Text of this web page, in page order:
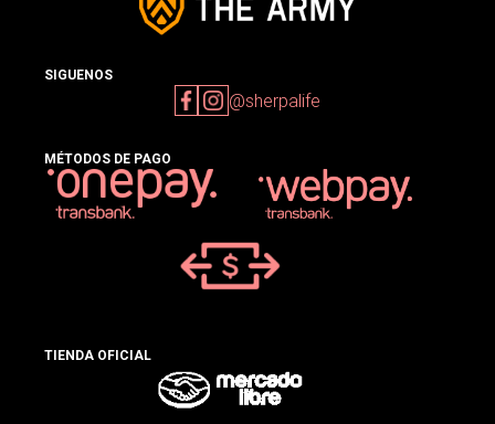
SIGUENOS
@sherpalife
MÉTODOS DE PAGO
TIENDA OFICIAL